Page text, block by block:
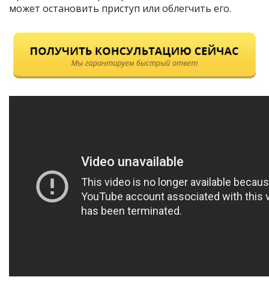
может остановить приступ или облегчить его.